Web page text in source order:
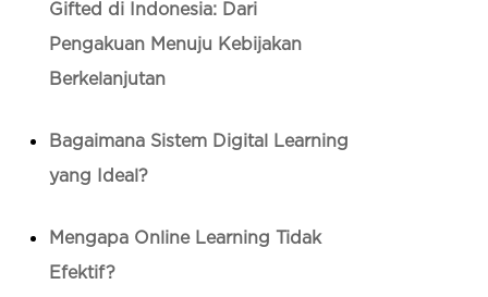
Gifted di Indonesia: Dari
Pengakuan Menuju Kebijakan
Berkelanjutan
Bagaimana Sistem Digital Learning
yang Ideal?
Mengapa Online Learning Tidak
Efektif?